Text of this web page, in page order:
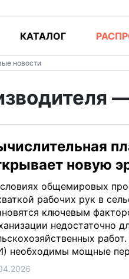
КАТАЛОГ
новости
новую
общемировых
рабочих рук в
ключевым
недостаточно
необходимы мощные